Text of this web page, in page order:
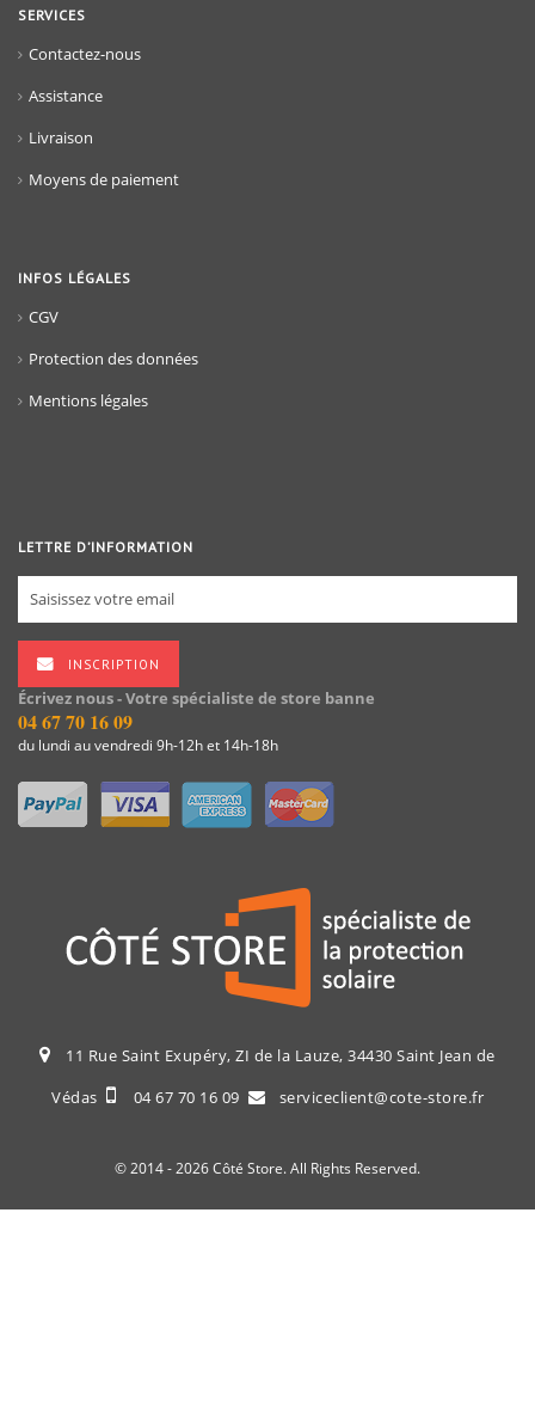
SERVICES
Contactez-nous
Assistance
Livraison
Moyens de paiement
INFOS LÉGALES
CGV
Protection des données
Mentions légales
LETTRE D’INFORMATION
INSCRIPTION
Écrivez nous - Votre spécialiste de store banne
04 67 70 16 09
du lundi au vendredi 9h-12h et 14h-18h
11 Rue Saint Exupéry, ZI de la Lauze, 34430 Saint Jean de
Védas
04 67 70 16 09 serviceclient@cote-store.fr
© 2014 - 2026 Côté Store. All Rights Reserved.